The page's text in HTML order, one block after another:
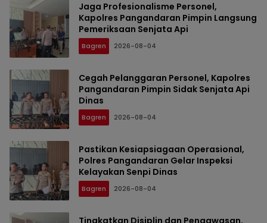
Jaga Profesionalisme Personel,
Kapolres Pangandaran Pimpin Langsung
Pemeriksaan Senjata Api
Bagren 2026-08-04
Cegah Pelanggaran Personel, Kapolres
Pangandaran Pimpin Sidak Senjata Api
Dinas
Bagren 2026-08-04
Pastikan Kesiapsiagaan Operasional,
Polres Pangandaran Gelar Inspeksi
Kelayakan Senpi Dinas
Bagren 2026-08-04